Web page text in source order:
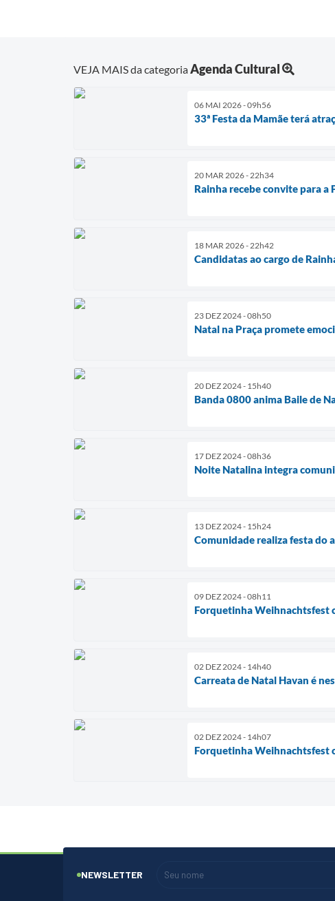
VEJA MAIS da categoriaAgenda Cultural
06 MAI 2026 - 09h56
33ª Festa da Mamãe terá
20 MAR 2026 - 22h34
Rainha recebe convite para
18 MAR 2026 - 22h42
Candidatas ao cargo de
23 DEZ 2024 - 08h50
Natal na Praça promete
20 DEZ 2024 - 15h40
Banda 0800 anima Baile de
17 DEZ 2024 - 08h36
Noite Natalina integra
13 DEZ 2024 - 15h24
Comunidade realiza festa do
09 DEZ 2024 - 08h11
Forquetinha Weihnachtsfest
02 DEZ 2024 - 14h40
Carreata de Natal Havan é
02 DEZ 2024 - 14h07
Forquetinha Weihnachtsfest
NEWSLETTER